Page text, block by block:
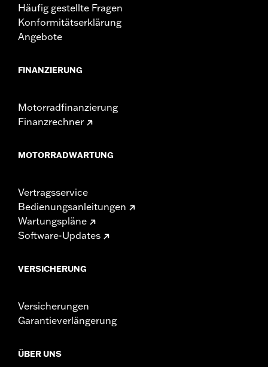
Häufig gestellte Fragen
Konformitätserklärung
Angebote
FINANZIERUNG
Motorradfinanzierung
Finanzrechner
MOTORRADWARTUNG
Vertragsservice
Bedienungsanleitungen
Wartungspläne
Software-Updates
VERSICHERUNG
Versicherungen
Garantieverlängerung
ÜBER UNS